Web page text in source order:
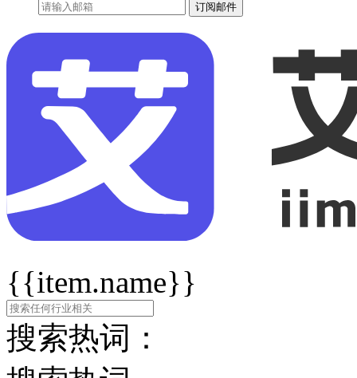
订阅邮件
{{item.name}}
搜索热词：